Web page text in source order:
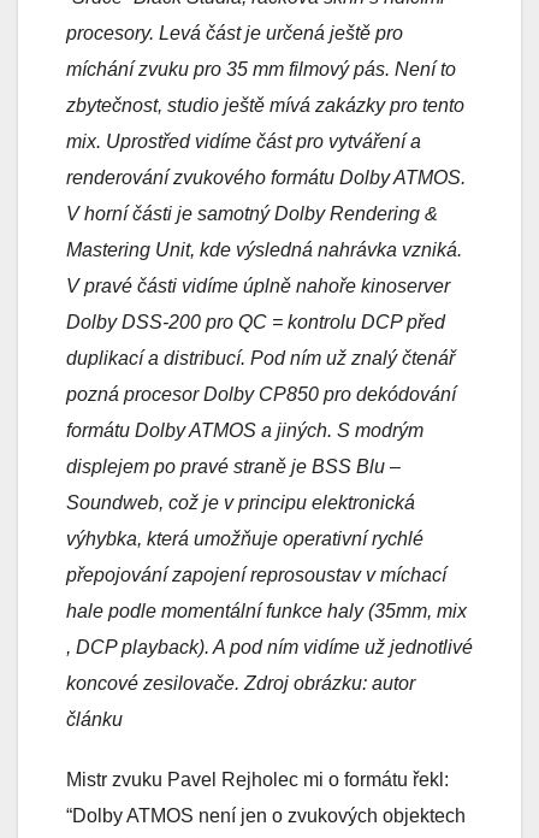
procesory. Levá část je určená ještě pro
míchání zvuku pro 35 mm filmový pás. Není to
zbytečnost, studio ještě mívá zakázky pro tento
mix. Uprostřed vidíme část pro vytváření a
renderování zvukového formátu Dolby ATMOS.
V horní části je samotný Dolby Rendering &
Mastering Unit, kde výsledná nahrávka vzniká.
V pravé části vidíme úplně nahoře kinoserver
Dolby DSS-200 pro QC = kontrolu DCP před
duplikací a distribucí. Pod ním už znalý čtenář
pozná procesor Dolby CP850 pro dekódování
formátu Dolby ATMOS a jiných. S modrým
displejem po pravé straně je BSS Blu –
Soundweb, což je v principu elektronická
výhybka, která umožňuje operativní rychlé
přepojování zapojení reprosoustav v míchací
hale podle momentální funkce haly (35mm, mix
, DCP playback). A pod ním vidíme už jednotlivé
koncové zesilovače. Zdroj obrázku: autor
článku
Mistr zvuku Pavel Rejholec mi o formátu řekl:
“Dolby ATMOS není jen o zvukových objektech